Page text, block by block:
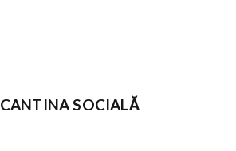
CANTINA SOCIALĂ